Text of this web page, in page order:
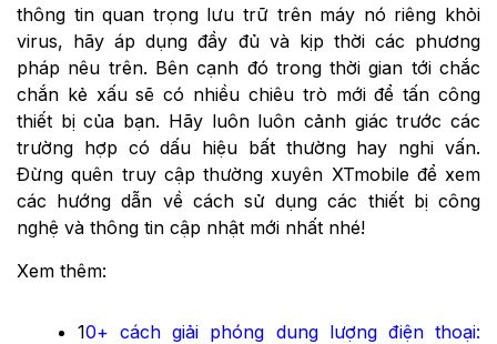
thông tin quan trọng lưu trữ trên máy nó riêng khỏi
virus, hãy áp dụng đầy đủ và kịp thời các phương
pháp nêu trên. Bên cạnh đó trong thời gian tới chắc
chắn kẻ xấu sẽ có nhiều chiêu trò mới để tấn công
thiết bị của bạn. Hãy luôn luôn cảnh giác trước các
trường hợp có dấu hiệu bất thường hay nghi vấn.
Đừng quên truy cập thường xuyên XTmobile để xem
các hướng dẫn về cách sử dụng các thiết bị công
nghệ và thông tin cập nhật mới nhất nhé!
Xem thêm:
10+ cách giải phóng dung lượng điện thoại: